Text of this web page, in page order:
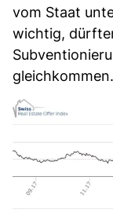
vom Staat
wichtig,
gleichkommen.